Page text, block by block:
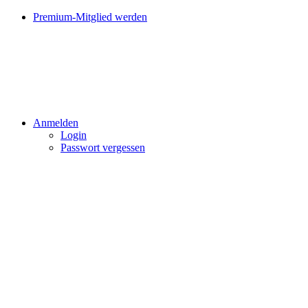
Premium-Mitglied werden
Anmelden
Login
Passwort vergessen